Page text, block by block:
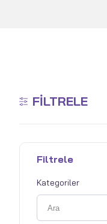
FILTRELE
Filtrele
Kategoriler